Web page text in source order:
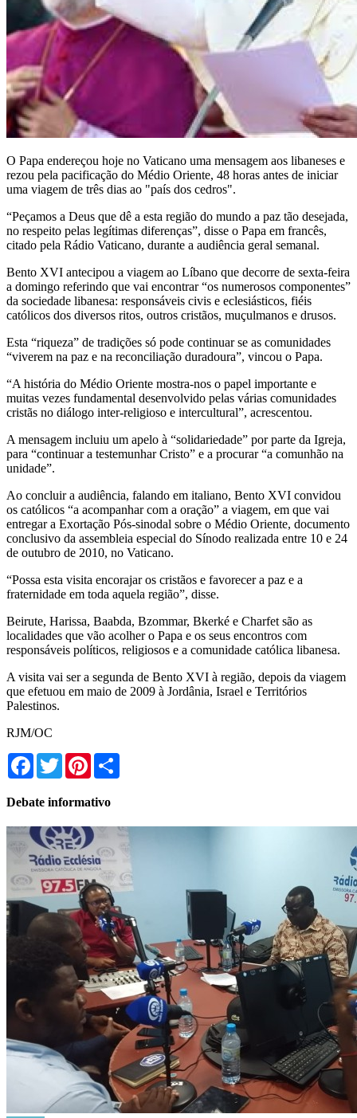
O Papa endereçou hoje no Vaticano uma mensagem aos libaneses e
rezou pela pacificação do Médio Oriente, 48 horas antes de iniciar
uma viagem de três dias ao "país dos cedros".
“Peçamos a Deus que dê a esta região do mundo a paz tão desejada,
no respeito pelas legítimas diferenças”, disse o Papa em francês,
citado pela Rádio Vaticano, durante a audiência geral semanal.
Bento XVI antecipou a viagem ao Líbano que decorre de sexta-feira
a domingo referindo que vai encontrar “os numerosos componentes”
da sociedade libanesa: responsáveis civis e eclesiásticos, fiéis
católicos dos diversos ritos, outros cristãos, muçulmanos e drusos.
Esta “riqueza” de tradições só pode continuar se as comunidades
“viverem na paz e na reconciliação duradoura”, vincou o Papa.
“A história do Médio Oriente mostra-nos o papel importante e
muitas vezes fundamental desenvolvido pelas várias comunidades
cristãs no diálogo inter-religioso e intercultural”, acrescentou.
A mensagem incluiu um apelo à “solidariedade” por parte da Igreja,
para “continuar a testemunhar Cristo” e a procurar “a comunhão na
unidade”.
Ao concluir a audiência, falando em italiano, Bento XVI convidou
os católicos “a acompanhar com a oração” a viagem, em que vai
entregar a Exortação Pós-sinodal sobre o Médio Oriente, documento
conclusivo da assembleia especial do Sínodo realizada entre 10 e 24
de outubro de 2010, no Vaticano.
“Possa esta visita encorajar os cristãos e favorecer a paz e a
fraternidade em toda aquela região”, disse.
Beirute, Harissa, Baabda, Bzommar, Bkerké e Charfet são as
localidades que vão acolher o Papa e os seus encontros com
responsáveis políticos, religiosos e a comunidade católica libanesa.
A visita vai ser a segunda de Bento XVI à região, depois da viagem
que efetuou em maio de 2009 à Jordânia, Israel e Territórios
Palestinos.
RJM/OC
Facebook
TwitterPinterest
Debate informativo